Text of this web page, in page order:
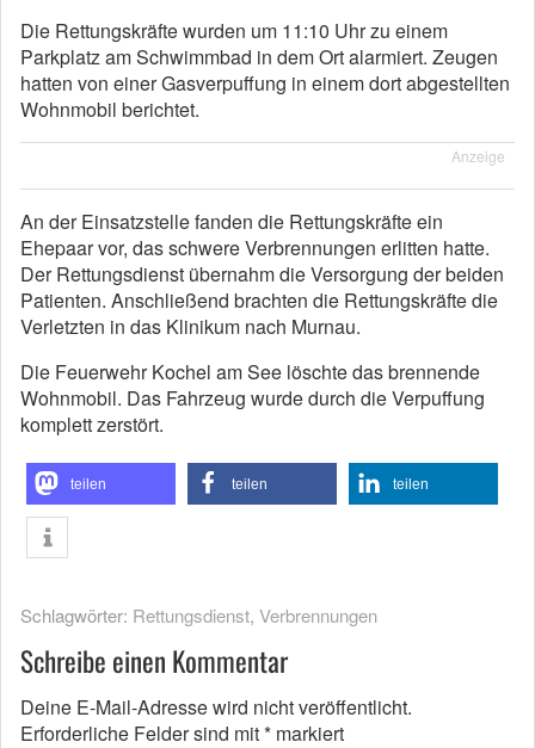
Die Rettungskräfte wurden um 11:10 Uhr zu einem
Parkplatz am Schwimmbad in dem Ort alarmiert. Zeugen
hatten von einer Gasverpuffung in einem dort abgestellten
Wohnmobil berichtet.
Anzeige
An der Einsatzstelle fanden die Rettungskräfte ein
Ehepaar vor, das schwere Verbrennungen erlitten hatte.
Der Rettungsdienst übernahm die Versorgung der beiden
Patienten. Anschließend brachten die Rettungskräfte die
Verletzten in das Klinikum nach Murnau.
Die Feuerwehr Kochel am See löschte das brennende
Wohnmobil. Das Fahrzeug wurde durch die Verpuffung
komplett zerstört.
teilen teilen teilen
Schlagwörter: Rettungsdienst, Verbrennungen
Schreibe einen Kommentar
Deine E-Mail-Adresse wird nicht veröffentlicht.
Erforderliche Felder sind mit* markiert